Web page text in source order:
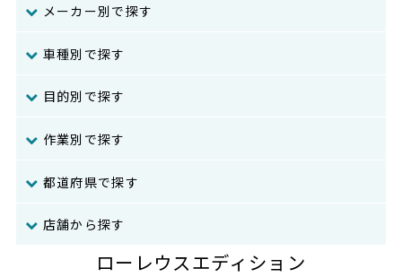
メーカー別で探す
車種別で探す
目的別で探す
作業別で探す
都道府県で探す
店舗から探す
ローレウスエディション